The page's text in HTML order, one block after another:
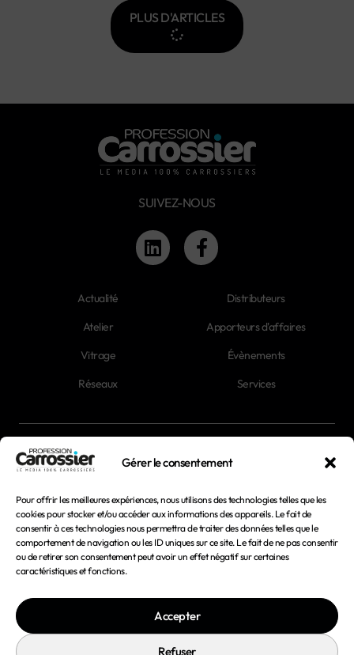
Gérer le consentement
Pour offrir les meilleures expériences, nous utilisons des technologies telles que les
cookies pour stocker et/ou accéder aux informations des appareils. Le fait de
consentir à ces technologies nous permettra de traiter des données telles que le
comportement de navigation ou les ID uniques sur ce site. Le fait de ne pas consentir
ou de retirer son consentement peut avoir un effet négatif sur certaines
caractéristiques et fonctions.
Accepter
Refuser
PLUS D'ARTICLES
SUIVEZ-NOUS
Actualité
Atelier
Vitrage
Réseaux
Distributeurs
Apporteurs d'affaires
Évènements
Services
Mentions légales
Conditions générales d'utilisation
Politique de confidentialité
Politique de cookies